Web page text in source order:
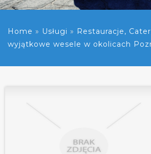
Home » Usługi » Restauracje,
wyjątkowe wesele w okolicach